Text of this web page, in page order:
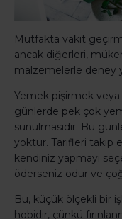
Mutfakta vakit
ancak diğerleri,
malzemelerle deney
Yemek pişirmek
günlerde pek çok
sunulmasıdır. Bu
yoktur. Tarifleri takip
kendiniz yapmayı
öderseniz odur ve
Bu, küçük ölçekli bir
hobidir, çünkü